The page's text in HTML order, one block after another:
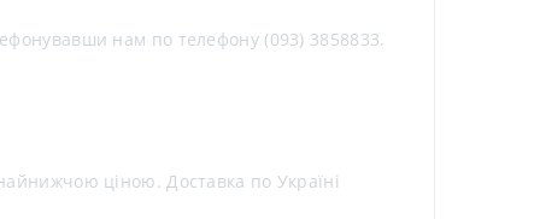
нам по телефону (093) 3858833.
ціною. Доставка по Україні